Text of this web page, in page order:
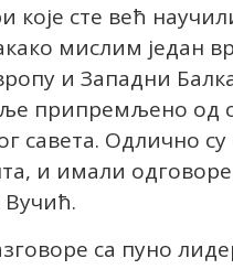
које сте већ
мислим један
и Западни
припремљено од
савета. Одлично
и имали одговоре
Вучић.
са пуно